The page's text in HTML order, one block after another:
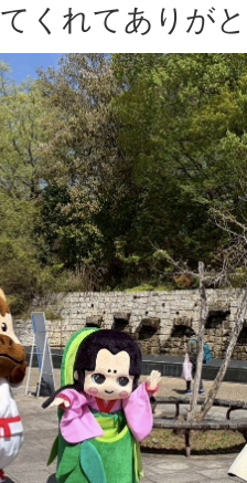
くれてありが